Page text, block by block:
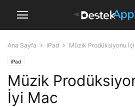
Ana Sayfa iPad Müzik Prodüksiyonu
iPad
Müzik
İyi Mac